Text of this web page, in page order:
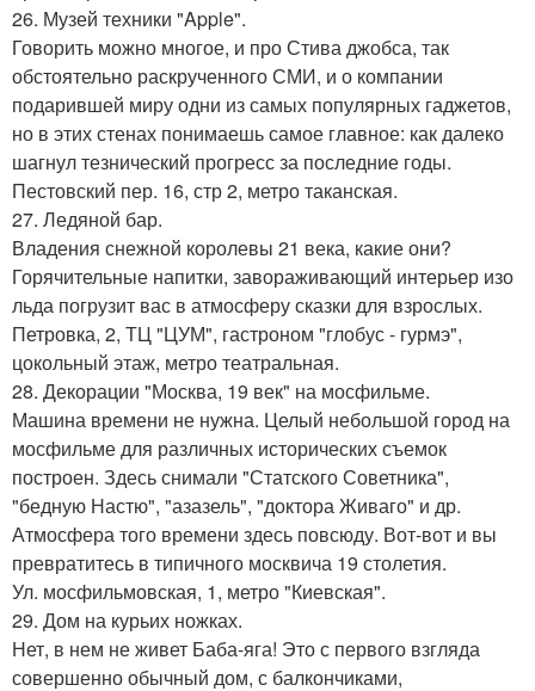
26. Музей техники "Apple".
Говорить можно многое, и про Стива джобса, так
обстоятельно раскрученного СМИ, и о компании
подарившей миру одни из самых популярных гаджетов,
но в этих стенах понимаешь самое главное: как далеко
шагнул тезнический прогресс за последние годы.
Пестовский пер. 16, стр 2, метро таканская.
27. Ледяной бар.
Владения снежной королевы 21 века, какие они?
Горячительные напитки, завораживающий интерьер изо
льда погрузит вас в атмосферу сказки для взрослых.
Петровка, 2, ТЦ "ЦУМ", гастроном "глобус - гурмэ",
цокольный этаж, метро театральная.
28. Декорации "Москва, 19 век" на мосфильме.
Машина времени не нужна. Целый небольшой город на
мосфильме для различных исторических съемок
построен. Здесь снимали "Статского Советника",
"бедную Настю", "азазель", "доктора Живаго" и др.
Атмосфера того времени здесь повсюду. Вот-вот и вы
превратитесь в типичного москвича 19 столетия.
Ул. мосфильмовская, 1, метро "Киевская".
29. Дом на курьих ножках.
Нет, в нем не живет Баба-яга! Это с первого взгляда
совершенно обычный дом, с балкончиками,